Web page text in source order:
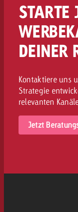
STARTE
DEINER
Kontaktiere uns
Strategie
relevanten
Jetzt